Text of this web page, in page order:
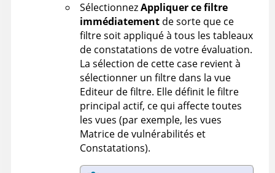
SélectionnezAppliquer ce filtre
immédiatement de sorte que ce
filtre soit appliqué à tous les tableaux
de constatations de votre évaluation.
La sélection de cette case revient à
sélectionner un filtre dans la vue
Editeur de filtre. Elle définit le filtre
principal actif, ce qui affecte toutes
les vues (par exemple, les vues
Matrice de vulnérabilités et
Constatations).